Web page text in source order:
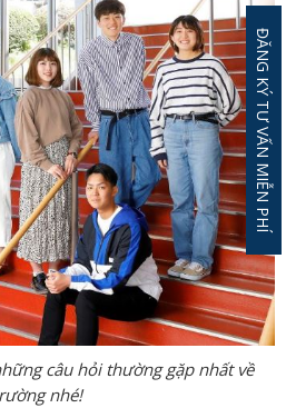
câu hỏi thường gặp nhất về
nhé!
ĐĂNG KÝ TƯ VẤN MIỄN PHÍ